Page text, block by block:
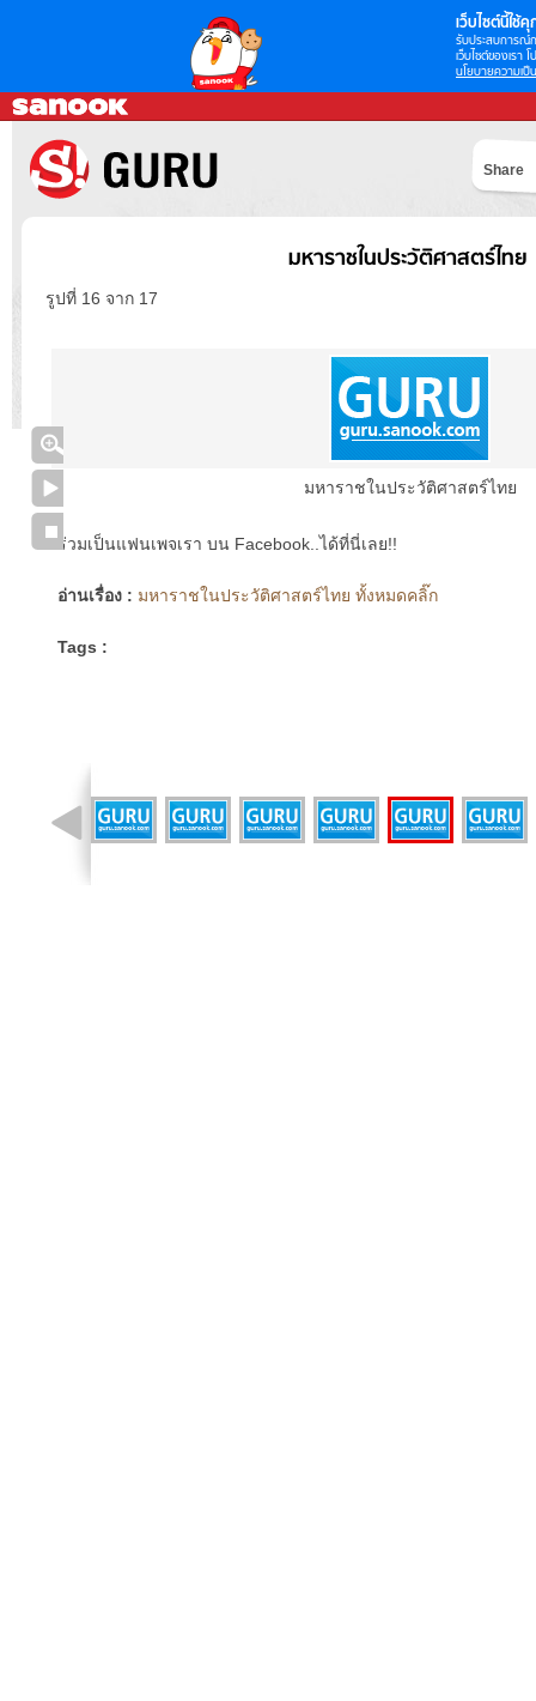
เว็บไซต์นี้ใช้คุ
รับประสบการณ์
เว็บไซต์ของเรา
นโยบายความเป็
Share
มหาราชในประวัติศาสตร์ไทย
รูปที่ 16 จาก 17
มหาราชในประวัติศาสตร์ไทย
ร่วมเป็นแฟนเพจเรา บน Facebook..ได้ที่นี่เลย!!
อ่านเรื่อง : มหาราชในประวัติศาสตร์ไทย ทั้งหมดคลิ๊ก
Tags :